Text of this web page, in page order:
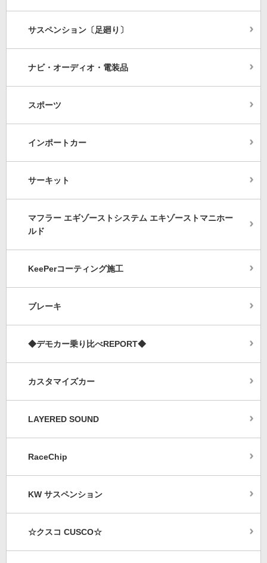
サスペンション〔足廻り〕
ナビ・オーディオ・電装品
スポーツ
インポートカー
サーキット
マフラー エギゾーストシステム エキゾーストマニホー
ルド
KeePerコーティング施工
ブレーキ
◆デモカー乗り比べREPORT◆
カスタマイズカー
LAYERED SOUND
RaceChip
KW サスペンション
☆クスコ CUSCO☆